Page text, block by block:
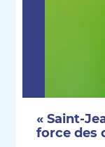
« Saint-
force des